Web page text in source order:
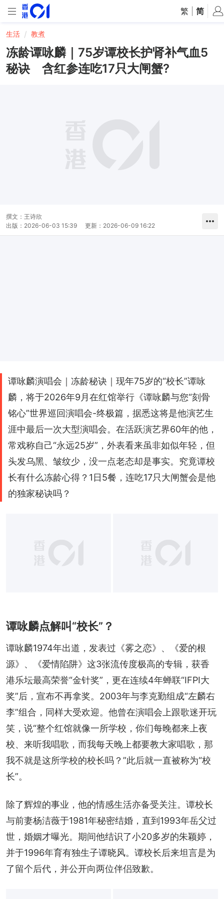
繁 简
生活 教煮
冻龄谭咏麟｜75岁谭校长护肾补气血5
秘诀 含红参连吃17只大闸蟹?
撰文： 王诗欣
出版： 2026-06-03 15:39 更新： 2026-06-09 16:22
谭咏麟演唱会｜冻龄秘诀｜现年75岁的“校长”谭咏
麟，将于2026年9月在红馆举行《谭咏麟与您“刻骨
铭心”世界巡回演唱会-终极篇，据悉这将是他演艺生
涯中最后一次大型演唱会。在活跃演艺界60年的他，
常戏称自己“永远25岁”，外表看来虽非如似年轻，但
头发乌黑、皱纹少，没一点老态却是事实。究竟谭校
长有什么冻龄心得？1日5餐，连吃17只大闸蟹会是他
的独家秘诀吗？
谭咏麟点解叫“校长”？
谭咏麟1974年出道，发表过《雾之恋》、《爱的根
源》、《爱情陷阱》这3张流传度极高的专辑，获香
港乐坛最高荣誉“金针奖”，更在连续4年蝉联“IFPI大
奖”后，宣布不再拿奖。2003年与李克勤组成“左麟右
李”组合，同样大受欢迎。他曾在演唱会上跟歌迷开玩
笑，说“整个红馆就像一所学校，你们每晚都来上夜
校、来听我唱歌，而我每天晚上都要教大家唱歌，那
我不就是这所学校的校长吗？”此后就一直被称为“校
长”。
除了辉煌的事业，他的情感生活亦备受关注。谭校长
与前妻杨洁薇于1981年秘密结婚，直到1993年岳父过
世，婚姻才曝光。期间他结识了小20多岁的朱颖婷，
并于1996年育有独生子谭晓风。谭校长后来坦言是为
了留个后代，并公开向两位伴侣致歉。